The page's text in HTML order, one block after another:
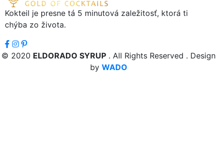
Kokteil je presne tá 5 minutová zaležitosť, ktorá ti
chýba zo života.
© 2020 ELDORADO SYRUP . All Rights Reserved . Design
by WADO